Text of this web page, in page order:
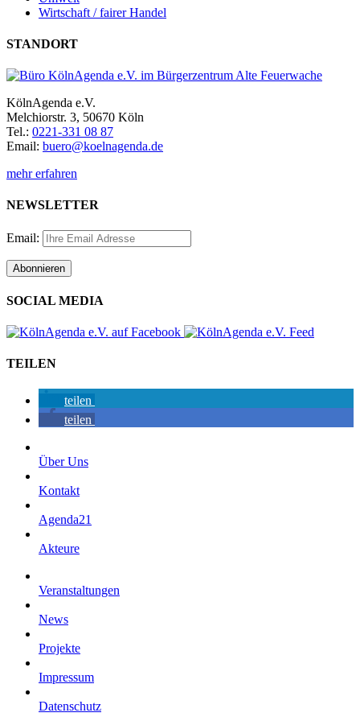
Wirtschaft / fairer Handel
STANDORT
KölnAgenda e.V.
Melchiorstr. 3, 50670 Köln
Tel.: 0221-331 08 87
Email: buero@koelnagenda.de
mehr erfahren
NEWSLETTER
Email:
SOCIAL MEDIA
TEILEN
teilen
teilen
Über Uns
Kontakt
Agenda21
Akteure
Veranstaltungen
News
Projekte
Impressum
Datenschutz